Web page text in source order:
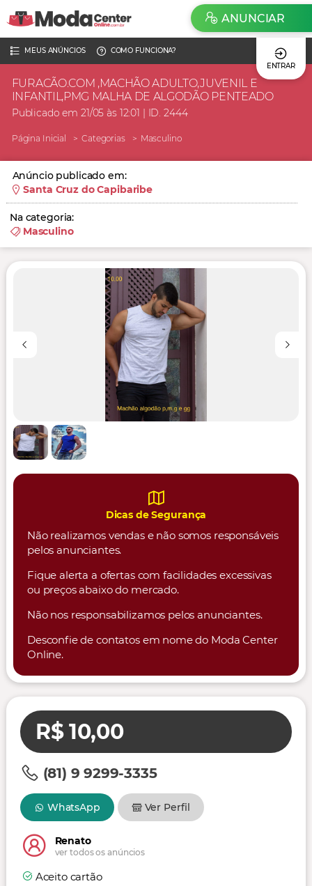
MEUS ANÚNCIOS
COMO FUNCIONA?
ENTRAR
ANUNCIAR
FURACÃO.COM ,MACHÃO ADULTO,JUVENIL E
INFANTIL,PMG MALHA DE ALGODÃO PENTEADO
Publicado em 21/05 às 12:01 | ID. 2444
Página Inicial Categorias Masculino
Anúncio publicado em:
Santa Cruz do Capibaribe
Na categoria:
Masculino
Dicas de Segurança
Não realizamos vendas e não somos responsáveis
pelos anunciantes.
Fique alerta a ofertas com facilidades excessivas
ou preços abaixo do mercado.
Não nos responsabilizamos pelos anunciantes.
Desconfie de contatos em nome do Moda Center
Online.
R$ 10,00
(81) 9 9299-3335
WhatsApp Ver Perfil
Renato
ver todos os anúncios
Aceito cartão